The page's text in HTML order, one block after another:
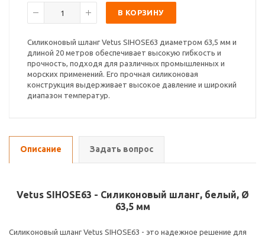
В КОРЗИНУ
Силиконовый шланг Vetus SIHOSE63 диаметром 63,5 мм и
длиной 20 метров обеспечивает высокую гибкость и
прочность, подходя для различных промышленных и
морских применений. Его прочная силиконовая
конструкция выдерживает высокое давление и широкий
диапазон температур.
Описание Задать вопрос
Vetus SIHOSE63 - Силиконовый шланг, белый, Ø
63,5 мм
Силиконовый шланг Vetus SIHOSE63 - это надежное решение для